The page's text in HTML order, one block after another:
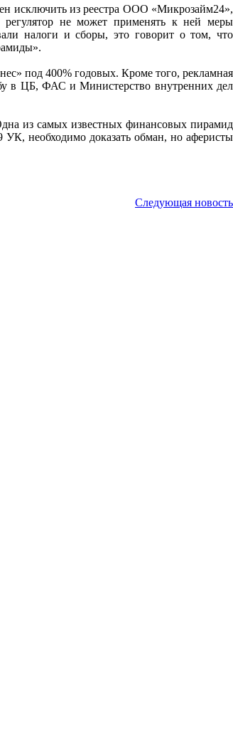
исключить из реестра ООО «Микрозайм24»,
не может применять к ней меры
налоги и сборы, это говорит о том, что
под 400% годовых. Кроме того, рекламная
в ЦБ, ФАС и Министерство внутренних дел
из самых известных финансовых пирамид
необходимо доказать обман, но аферисты
Следующая новость